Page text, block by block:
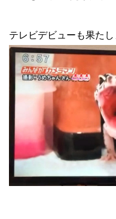
テレビデビューも果た